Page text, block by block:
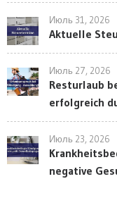
Июль 31, 2026
Aktuelle
Июль 27, 2026
Resturlaub
erfolgreich
Июль 23, 2026
negative